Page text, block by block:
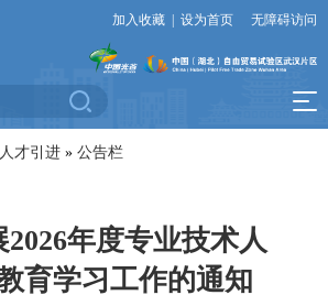
加入收藏 设为首页 无障碍访问
人才引进 » 公告栏
2026年度专业技术人
育学习工作的通知